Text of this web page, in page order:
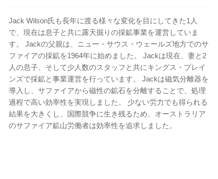
Jack Wilson氏も長年に渡る様々な変化を目にしてきた1人
で、現在は息子と共に露天掘りの採鉱事業を運営していま
す。 Jackの父親は、ニュー・サウス・ウェールズ地方でのサ
ファイアの採鉱を1964年に始めました。 Jackは現在、妻と2
人の息子、そして少人数のスタッフと共にキングス・プレイ
ンズで採鉱と事業運営を行っています。 Jackは磁気分離器を
導入し、サファイアから磁性の鉱石を分離することで、処理
過程で高い効率性を実現しました。 少ない労力でも得られる
結果を大きくし、国際競争に生き残るため、オーストラリア
のサファイア鉱山労働者は効率性を追求しました。